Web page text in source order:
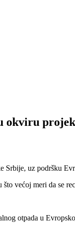
okviru
Srbije, uz podršku
većoj meri da se
otpada u